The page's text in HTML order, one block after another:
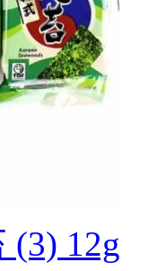
(3) 12g